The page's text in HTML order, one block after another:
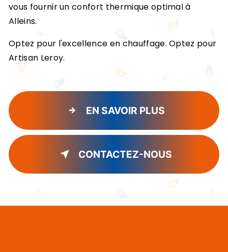
vous fournir un confort thermique optimal à
Alleins.
Optez pour l'excellence en chauffage. Optez pour
Artisan Leroy.
EN SAVOIR PLUS
CONTACTEZ-NOUS